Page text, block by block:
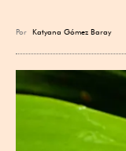
Por Katyana Gómez Baray